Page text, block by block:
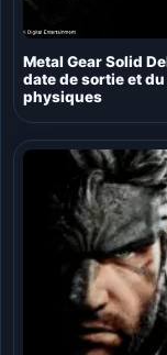
Metal Gear Solid
date de sortie et
physiques